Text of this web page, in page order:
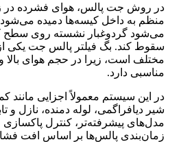
در روش جت پالس، هوای فشرده
منظم به داخل کیسه‌ها دمیده
می‌شود گردوغبار نشسته روی سطح
سقوط کند. بگ فیلتر پالس جت یکی از
مختلف است، زیرا در حجم هوای
مناسبی دارد.
در این سیستم معمولاً اجزایی مانند
شیر دیافراگمی، لوله دمنده، نازل و
زمان‌بندی پالس‌ها بر اساس افت